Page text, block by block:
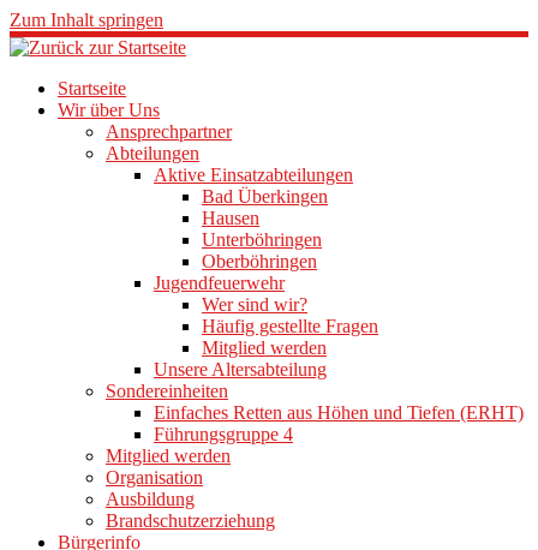
Zum Inhalt springen
Startseite
Wir über Uns
Ansprechpartner
Abteilungen
Aktive Einsatzabteilungen
Bad Überkingen
Hausen
Unterböhringen
Oberböhringen
Jugendfeuerwehr
Wer sind wir?
Häufig gestellte Fragen
Mitglied werden
Unsere Altersabteilung
Sondereinheiten
Einfaches Retten aus Höhen und Tiefen (ERHT)
Führungsgruppe 4
Mitglied werden
Organisation
Ausbildung
Brandschutzerziehung
Bürgerinfo